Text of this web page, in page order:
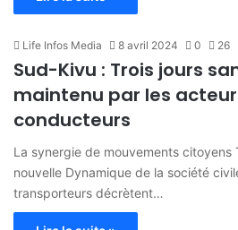
Life Infos Media 8 avril 2024 0 26
Sud-Kivu : Trois jours
maintenu par les
conducteurs
La synergie de mouvements citoyens
nouvelle Dynamique de la société
transporteurs décrètent…